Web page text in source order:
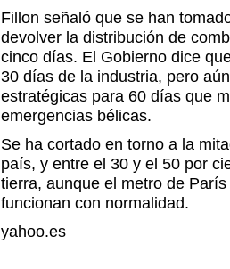
Fillon señaló que se han
devolver la distribución de
cinco días. El Gobierno dice
30 días de la industria, pero
estratégicas para 60 días que
emergencias bélicas.
Se ha cortado en torno a la
país, y entre el 30 y el 50 por
tierra, aunque el metro de
funcionan con normalidad.
yahoo.es